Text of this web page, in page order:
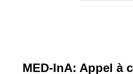
MED-InA: Appel à